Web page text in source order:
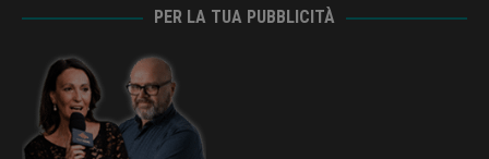
PER LA TUA PUBBLICITÀ